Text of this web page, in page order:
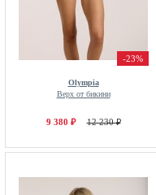
-23%
Olympia
Верх от бикини
9 380 ₽ 12 230 ₽